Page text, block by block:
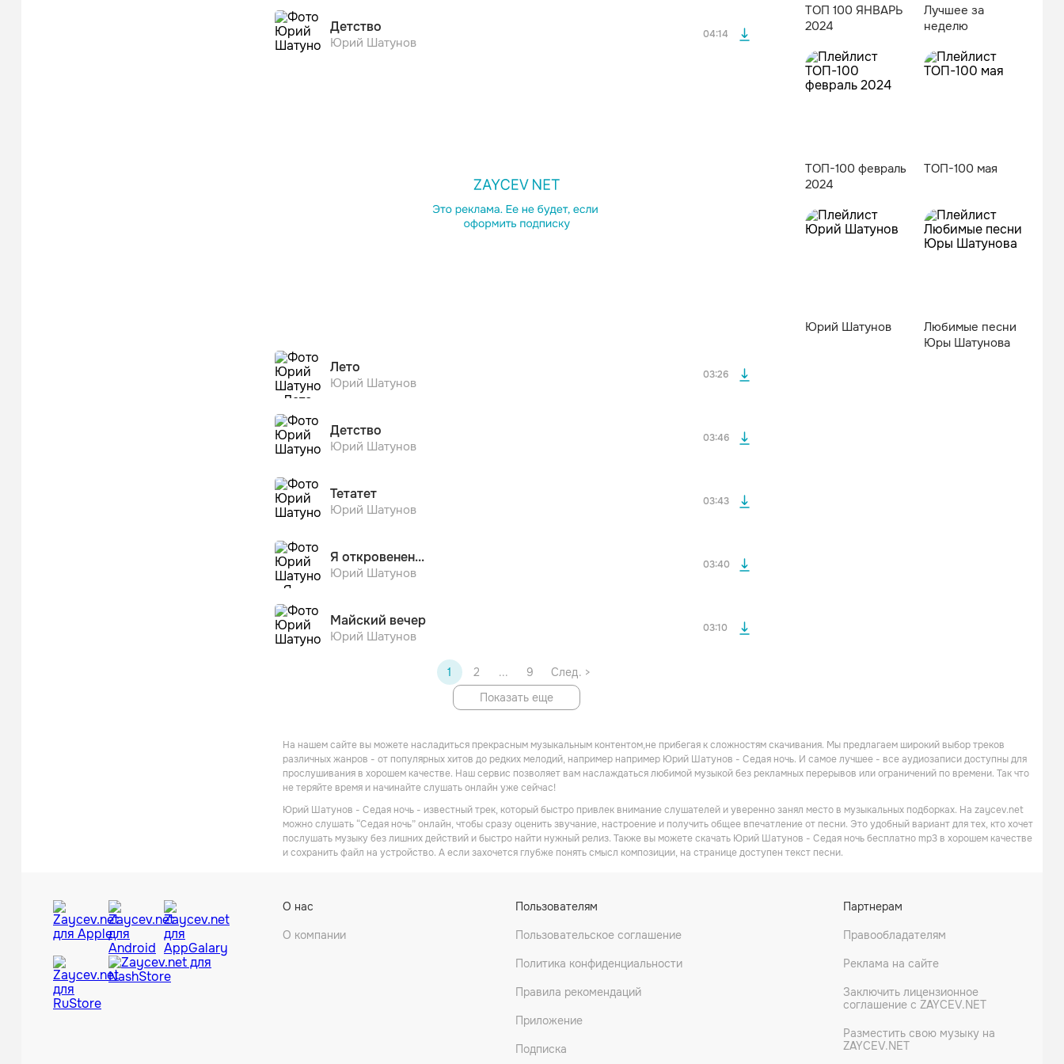
Детство
Юрий Шатунов
04:14
Лето
Юрий Шатунов
03:26
Детство
Юрий Шатунов
03:46
Тетатет
Юрий Шатунов
03:43
Я откровенен...
Юрий Шатунов
03:40
Майский вечер
Юрий Шатунов
03:10
1 2 ... 9
След. >
Показать еще
ТОП 100 ЯНВАРЬ
2024
Лучшее за
неделю
ТОП-100 февраль
2024
ТОП-100 мая
Юрий Шатунов
Любимые песни
Юры Шатунова
На нашем сайте вы можете насладиться прекрасным музыкальным контентом,не прибегая к сложностям скачивания. Мы предлагаем широкий выбор треков
различных жанров - от популярных хитов до редких мелодий, например например Юрий Шатунов - Седая ночь. И самое лучшее - все аудиозаписи доступны для
прослушивания в хорошем качестве. Наш сервис позволяет вам наслаждаться любимой музыкой без рекламных перерывов или ограничений по времени. Так что
не теряйте время и начинайте слушать онлайн уже сейчас!
Юрий Шатунов - Седая ночь - известный трек, который быстро привлек внимание слушателей и уверенно занял место в музыкальных подборках. На zaycev.net
можно слушать “Седая ночь” онлайн, чтобы сразу оценить звучание, настроение и получить общее впечатление от песни. Это удобный вариант для тех, кто хочет
послушать музыку без лишних действий и быстро найти нужный релиз. Также вы можете скачать Юрий Шатунов - Седая ночь бесплатно mp3 в хорошем качестве
и сохранить файл на устройство. А если захочется глубже понять смысл композиции, на странице доступен текст песни.
О нас
О компании
Пользователям
Пользовательское соглашение
Политика конфиденциальности
Правила рекомендаций
Приложение
Подписка
Партнерам
Правообладателям
Реклама на сайте
Заключить лицензионное
соглашение с ZAYCEV.NET
Разместить свою музыку на
ZAYCEV.NET